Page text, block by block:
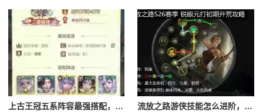
上古王冠五系阵容最强搭配，上古王冠五星排行 流放之路游侠技能怎么进阶，流放之路游侠技能怎么进阶的